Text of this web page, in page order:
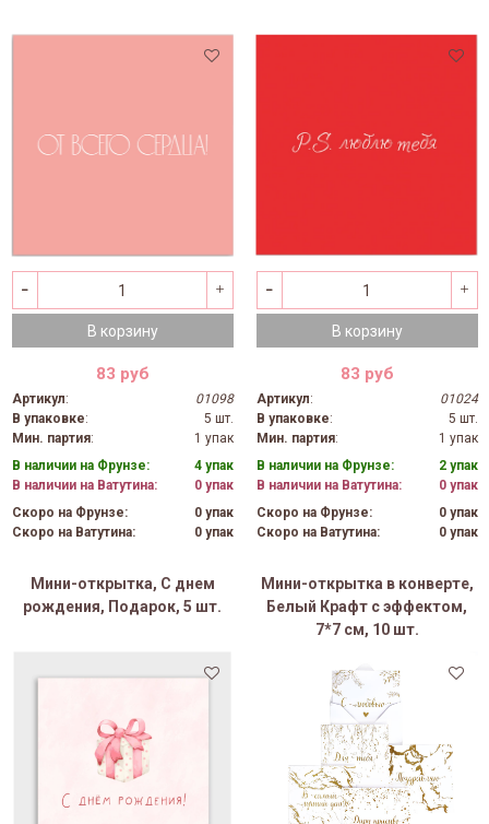
В корзину
83 руб
Артикул:
01098
В упаковке:
5 шт.
Мин. партия:
1 упак
В наличии на Фрунзе:
4 упак
В наличии на Ватутина:
0 упак
Скоро на Фрунзе:
0 упак
Скоро на Ватутина:
0 упак
В корзину
83 руб
Артикул:
01024
В упаковке:
5 шт.
Мин. партия:
1 упак
В наличии на Фрунзе:
2 упак
В наличии на Ватутина:
0 упак
Скоро на Фрунзе:
0 упак
Скоро на Ватутина:
0 упак
Мини-открытка, С днем
рождения, Подарок, 5 шт.
Мини-открытка в конверте,
Белый Крафт с эффектом,
7*7 см, 10 шт.